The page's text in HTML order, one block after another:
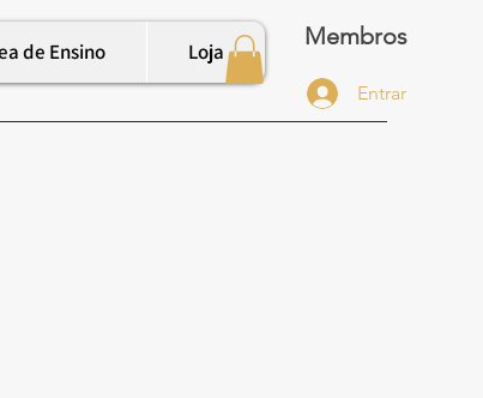
Entrar
de Ensino Loja
Membros